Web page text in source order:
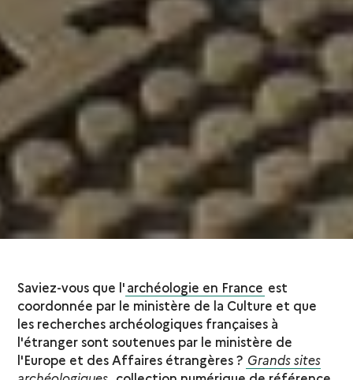
Saviez-vous que l'archéologie en France est
coordonnée par le ministère de la Culture et que
les recherches archéologiques françaises à
l'étranger sont soutenues par le ministère de
l'Europe et des Affaires étrangères ? Grands sites